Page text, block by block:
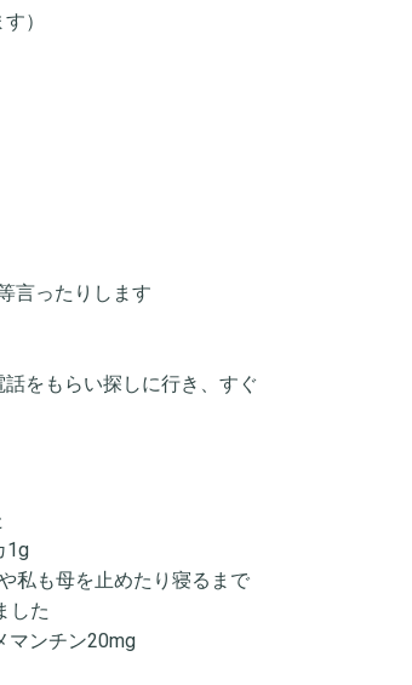
）
言ったりします
をもらい探しに行き、すぐ
1g
私も母を止めたり寝るまで
した
マンチン20mg